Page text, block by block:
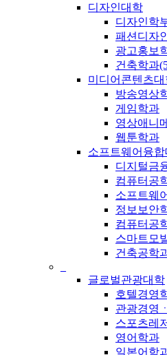
디자인대학
디자인학
패션디자
광고홍보
건축학과
미디어콘텐츠대
방송영상
게임학과
영상애니
웹툰학과
소프트웨어융
디지털금
컴퓨터공
소프트웨
정보보안
컴퓨터공
스마트모
건축공학
글로벌관광대학
호텔경영
관광경영
스포츠레
영어학과
일본어학